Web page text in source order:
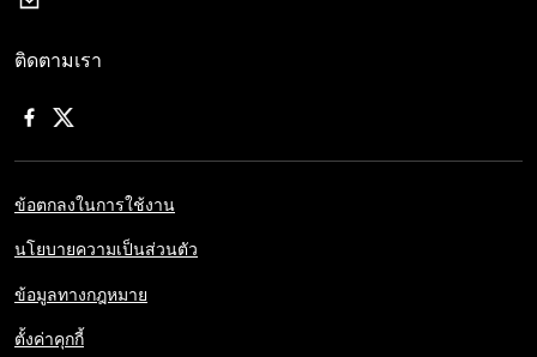
ติดตามเรา
ข้อตกลงในการใช้งาน
นโยบายความเป็นส่วนตัว
ข้อมูลทางกฎหมาย
ตั้งค่าคุกกี้